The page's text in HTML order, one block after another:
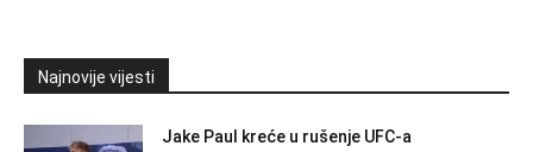
Najnovije vijesti
Jake Paul kreće u rušenje UFC-a